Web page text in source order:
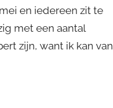
en iedereen zit te
met een aantal
zijn, want ik kan van